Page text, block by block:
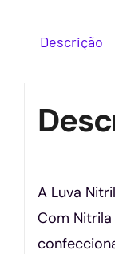
Descrição
A Luva
Com